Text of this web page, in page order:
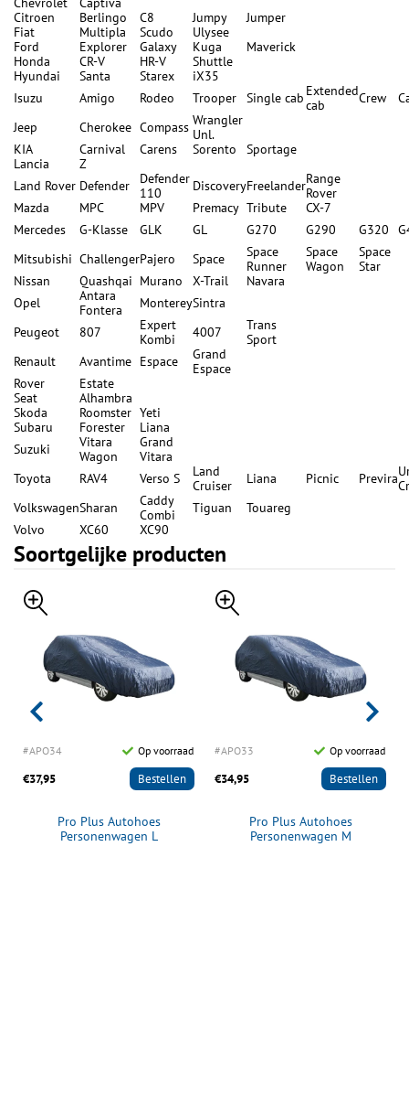
Citroen
Berlingo C8 Jumpy
Jumper
Fiat
Multipla Scudo
Ulysee
Ford
Explorer Galaxy Kuga
Maverick
Honda
CR-V HR-V
Shuttle
Hyundai
Santa Starex
iX35
Isuzu
Amigo Rodeo Trooper Single cab Extended
cab
Crew
Jeep
Cherokee Compass Wrangler
Unl.
KIA
Carnival Carens Sorento
Sportage
Lancia
Z
Land Rover Defender
Defender
110
DiscoveryFreelanderRange
Rover
Mazda
MPC MPV Premacy Tribute
CX-7
Mercedes
G-Klasse GLK GL G270 G290 G320
Mitsubishi ChallengerPajero Space
Space
Runner
Space
Wagon
Space
Star
Nissan
Quashqai Murano X-Trail
Navara
Opel
Antara
Fontera
MontereySintra
Peugeot
807
Expert
Kombi
4007
Trans
Sport
Renault
Avantime Espace
Grand
Espace
Rover
Estate
Seat
Alhambra
Skoda
Roomster Yeti
Subaru
Forester
Liana
Suzuki
Vitara
Wagon
Grand
Vitara
Toyota
RAV4 Verso S
Land
Cruiser
Liana Picnic Previra
VolkswagenSharan
Caddy
Combi
Tiguan
Touareg
Volvo
XC60 XC90
Soortgelijke producten
#APO34 Op voorraad
€37,95 Bestellen
Pro Plus Autohoes
Personenwagen L
#APO33 Op voorraad
€34,95 Bestellen
Pro Plus Autohoes
Personenwagen M